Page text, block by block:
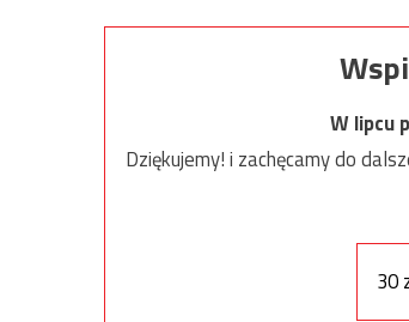
W lipcu
Dziękujemy! i zachęcamy do
30